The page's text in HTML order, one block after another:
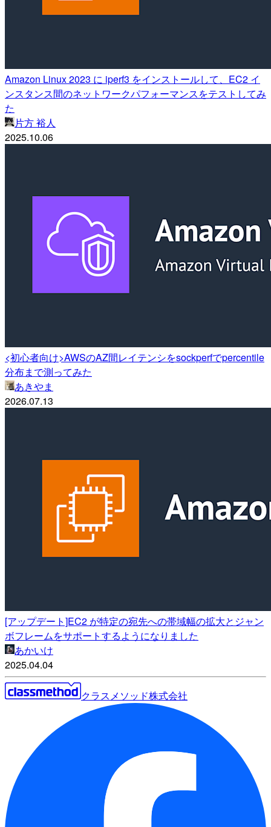
Amazon Linux 2023 に iperf3 をインストールして、EC2 イ
ンスタンス間のネットワークパフォーマンスをテストしてみ
た
片方 裕人
2025.10.06
<初心者向け>AWSのAZ間レイテンシをsockperfでpercentile
分布まで測ってみた
あきやま
2026.07.13
[アップデート]EC2 が特定の宛先への帯域幅の拡大とジャン
ボフレームをサポートするようになりました
あかいけ
2025.04.04
クラスメソッド株式会社